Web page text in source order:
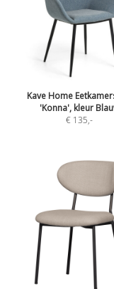
Kave Home
'Konna', kleur
€ 135,-